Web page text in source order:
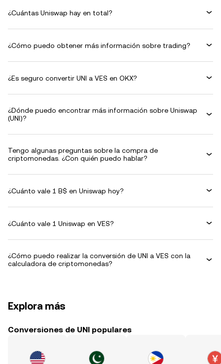
¿Cuántas Uniswap hay en total?
¿Cómo puedo obtener más información sobre trading?
¿Es seguro convertir UNI a VES en OKX?
¿Dónde puedo encontrar más información sobre Uniswap
(UNI)?
Tengo algunas preguntas sobre la compra de
criptomonedas. ¿Con quién puedo hablar?
¿Cuánto vale 1 B$ en Uniswap hoy?
¿Cuánto vale 1 Uniswap en VES?
¿Cómo puedo realizar la conversión de UNI a VES con la
calculadora de criptomonedas?
Explora más
Conversiones de UNI populares